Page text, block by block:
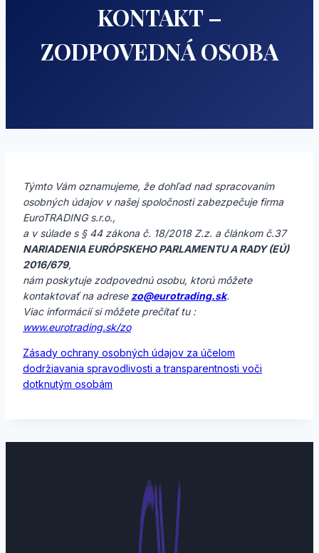
KONTAKT –
ZODPOVEDNÁ OSOBA
Týmto Vám oznamujeme, že dohľad nad spracovaním
osobných údajov v našej spoločnosti zabezpečuje firma
EuroTRADING s.r.o.,
a v súlade s § 44 zákona č. 18/2018 Z.z. a článkom č.37
NARIADENIA EURÓPSKEHO PARLAMENTU A RADY (EÚ)
2016/679,
nám poskytuje zodpovednú osobu, ktorú môžete
kontaktovať na adrese zo@eurotrading.sk.
Viac informácií si môžete prečítať tu :
www.eurotrading.sk/zo
Zásady ochrany osobných údajov za účelom
dodržiavania spravodlivosti a transparentnosti voči
dotknutým osobám